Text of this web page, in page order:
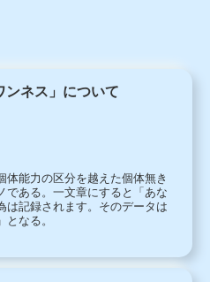
ンネス」について
体能力の区分を越えた個体無き
である。一文章にすると「あな
は記録されます。そのデータは
なる。